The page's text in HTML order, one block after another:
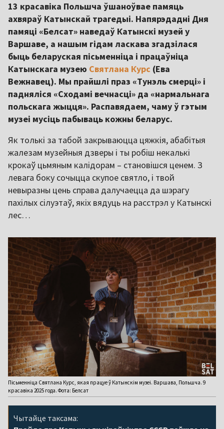
13 красавіка Польшча ўшаноўвае памяць
ахвяраў Катынскай трагедыі. Напярэдадні Дня
памяці «Белсат» наведаў Катынскі музей у
Варшаве, а нашым гідам ласкава згадзілася
быць беларуская пісьменніца і працаўніца
Катынскага музею Святлана Курс (Ева
Вежнавец). Мы прайшлі праз «Тунэль смерці» і
падняліся «Сходамі вечнасці» да «нармальнага
польскага жыцця». Распавядаем, чаму ў гэтым
музеі мусіць пабываць кожны беларус.
Як толькі за табой закрываюцца цяжкія, абабітыя
жалезам музейныя дзверы і ты робіш некалькі
крокаў цьмяным калідорам – становішся ценем. З
левага боку сочыцца скупое святло, і твой
невыразны цень справа далучаецца да шэрагу
пахілых сілуэтаў, якіх вядуць на расстрэл у Катынскі
лес…
Пісьменніца Святлана Курс, якая працуе ў Катынскім музеі. Варшава, Польшча. 9
красавіка 2025 года. Фота: Белсат
Чытайце таксама: